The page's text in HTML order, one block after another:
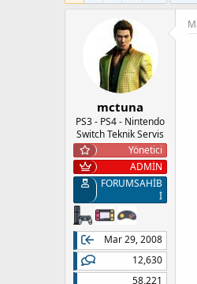
mctuna
PS3 - PS4 - Nintendo
Switch Teknik Servis
Yönetici
ADMİN
FORUMSAHİB
İ
Mar 29, 2008
12,630
58,221